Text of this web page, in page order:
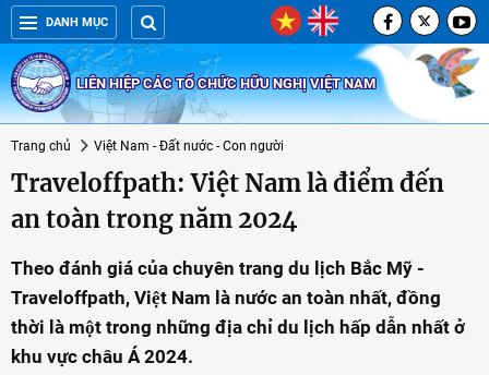
DANH MỤC
LIÊN HIỆP CÁC TỔ CHỨC HỮU NGHỊ VIỆT NAM
Trang chủ Việt Nam - Đất nước - Con người
Traveloffpath: Việt Nam là điểm đến
an toàn trong năm 2024
Theo đánh giá của chuyên trang du lịch Bắc Mỹ -
Traveloffpath, Việt Nam là nước an toàn nhất, đồng
thời là một trong những địa chỉ du lịch hấp dẫn nhất ở
khu vực châu Á 2024.